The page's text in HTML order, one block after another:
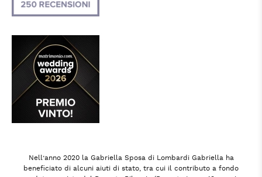
Nell’anno 2020 la Gabriella Sposa di Lombardi Gabriella ha
beneficiato di alcuni aiuti di stato, tra cui il contributo a fondo